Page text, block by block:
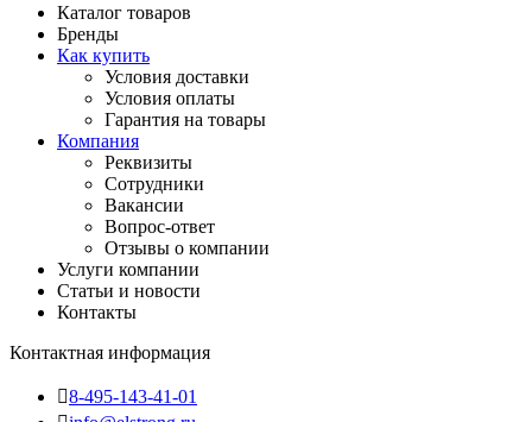
Каталог товаров
Бренды
Как купить
Условия доставки
Условия оплаты
Гарантия на товары
Компания
Реквизиты
Сотрудники
Вакансии
Вопрос-ответ
Отзывы о компании
Услуги компании
Статьи и новости
Контакты
Контактная информация
8-495-143-41-01